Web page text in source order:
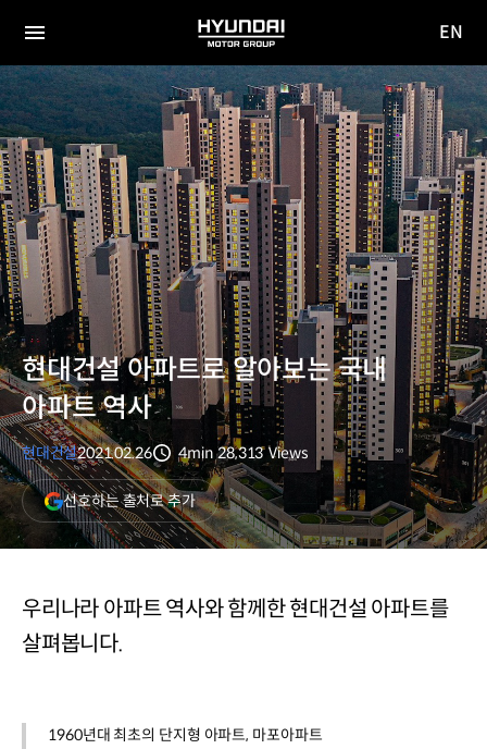
전체
메뉴
HYUNDAI
MOTOR
GROUP
사이
이동
EN
현대건설 아파트로 알아보는 국내
아파트 역사
현대건설2021.02.26
분량
4min
조회수
28,313 Views
선호하는 출처로 추가(새
창
열림)
우리나라 아파트 역사와 함께한 현대건설 아파트를
살펴봅니다.
1960년대 최초의 단지형 아파트, 마포아파트